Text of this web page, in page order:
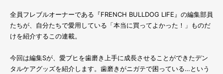
全員フレブルオーナーである『FRENCH BULLDOG LIFE』の編集部員
たちが、自分たちで愛用している「本当に買ってよかった！」ものだ
けを紹介するこの連載。
今回は編集Sが、愛ブヒを歯磨き上手に成長させることができたデン
タルケアグッズを紹介します。歯磨きがニガテで困っている…という